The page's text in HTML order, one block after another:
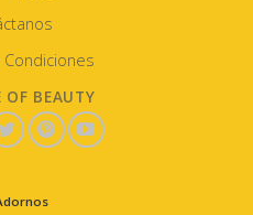
OF BEAUTY